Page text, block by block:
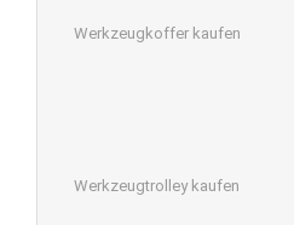
Werkzeugkoffer kaufen
Werkzeugtrolley kaufen